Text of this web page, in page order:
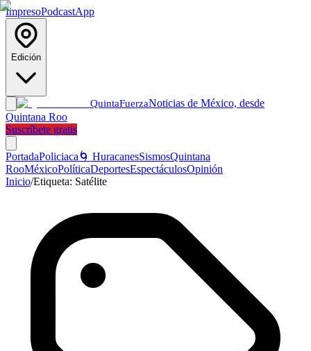
ImpresoPodcastApp
Edición
QuintaFuerzaNoticias de México, desde
Quintana Roo
Suscríbete gratis
PortadaPoliciaca 🌀 HuracanesSismosQuintana
RooMéxicoPolíticaDeportesEspectáculosOpinión
Inicio/Etiqueta: Satélite